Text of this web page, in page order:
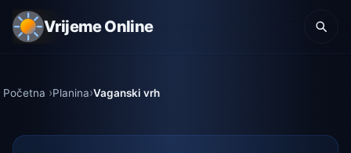
Vrijeme Online
Početna Planina Vaganski vrh